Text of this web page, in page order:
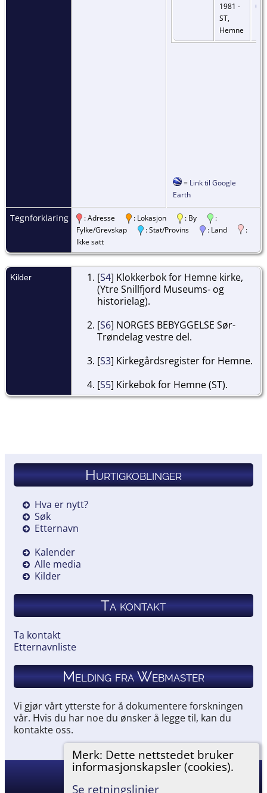
Merk: Dette nettstedet bruker
informasjonskapsler (cookies).
Se retningslinjer
1981 -
ST,
Hemne
= Link til Google
Earth
Tegnforklaring : Adresse : Lokasjon : By
:
Fylke/Grevskap
: Stat/Provins : Land
:
Ikke satt
Kilder [S4] Klokkerbok for Hemne kirke,
(Ytre Snillfjord Museums- og
historielag).
[S6] NORGES BEBYGGELSE Sør-
Trøndelag vestre del.
[S3] Kirkegårdsregister for Hemne.
[S5] Kirkebok for Hemne (ST).
Hurtigkoblinger
Hva er nytt?
Søk
Etternavn
Kalender
Alle media
Kilder
Ta kontakt
Ta kontakt
Etternavnliste
Melding fra Webmaster
Vi gjør vårt ytterste for å dokumentere forskningen
vår. Hvis du har noe du ønsker å legge til, kan du
kontakte oss.
Hemneslekt 2026